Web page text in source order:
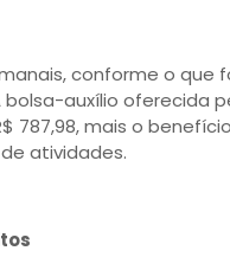
conforme o que
auxílio oferecida
787,98, mais o
atividades.